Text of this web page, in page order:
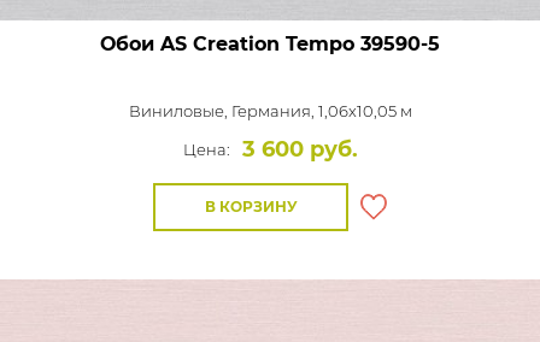
Обои AS Creation Tempo 39590-5
Виниловые, Германия, 1,06x10,05 м
Цена:
3 600 руб.
В КОРЗИНУ